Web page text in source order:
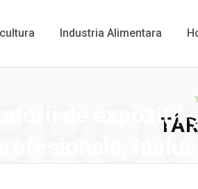
Industria Alimentara
de expoziţii